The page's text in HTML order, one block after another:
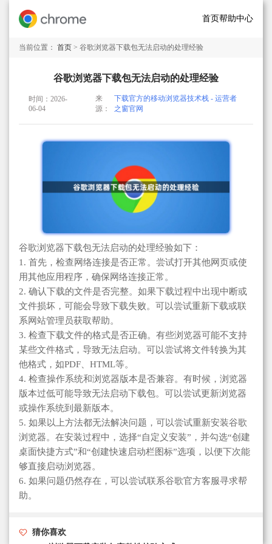
首页帮助中心
当前位置： 首页 > 谷歌浏览器下载包无法启动的处理经验
谷歌浏览器下载包无法启动的处理经验
时间：2026-
06-04
来
源：
下载官方的移动浏览器技术栈 - 运营者
之窗官网
谷歌浏览器下载包无法启动的处理经验如下：
1. 首先，检查网络连接是否正常。尝试打开其他网页或使
用其他应用程序，确保网络连接正常。
2. 确认下载的文件是否完整。如果下载过程中出现中断或
文件损坏，可能会导致下载失败。可以尝试重新下载或联
系网站管理员获取帮助。
3. 检查下载文件的格式是否正确。有些浏览器可能不支持
某些文件格式，导致无法启动。可以尝试将文件转换为其
他格式，如PDF、HTML等。
4. 检查操作系统和浏览器版本是否兼容。有时候，浏览器
版本过低可能导致无法启动下载包。可以尝试更新浏览器
或操作系统到最新版本。
5. 如果以上方法都无法解决问题，可以尝试重新安装谷歌
浏览器。在安装过程中，选择“自定义安装”，并勾选“创建
桌面快捷方式”和“创建快速启动栏图标”选项，以便下次能
够直接启动浏览器。
6. 如果问题仍然存在，可以尝试联系谷歌官方客服寻求帮
助。
猜你喜欢